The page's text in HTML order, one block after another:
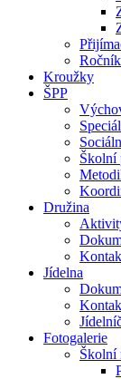
Kroužky
ŠPP
Školní
Družina
Jídelna
Fotogalerie
Školní